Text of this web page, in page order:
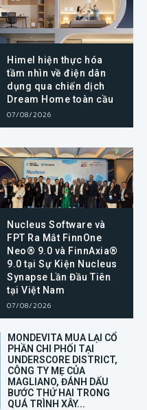
Himel hiện thực hóa
tầm nhìn về điện dân
dụng qua chiến dịch
Dream Home toàn cầu
07/08/2026
Nucleus Software và
FPT Ra Mắt FinnOne
Neo® 9.0 và FinnAxia®
9.0 tại Sự Kiện Nucleus
Synapse Lần Đầu Tiên
tại Việt Nam
07/08/2026
MONDEVITA MUA LẠI CỔ
PHẦN CHI PHỐI TẠI
UNDERSCORE DISTRICT,
CÔNG TY MẸ CỦA
MAGLIANO, ĐÁNH DẤU
BƯỚC THỨ HAI TRONG
QUÁ TRÌNH XÂY...